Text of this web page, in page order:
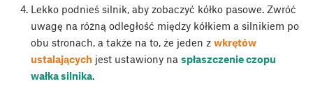
Lekko podnieś silnik, aby zobaczyć kółko pasowe. Zwróć
uwagę na różną odległość między kółkiem a silnikiem po
obu stronach, a także na to, że jeden z wkrętów
ustalającychjest ustawiony na spłaszczenie czopu
wałka silnika.